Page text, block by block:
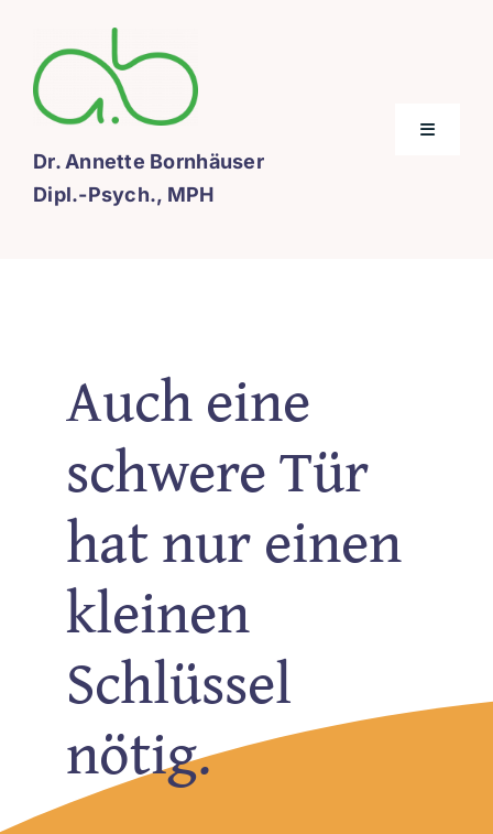
Inhalt
springen
Dr. Annette Bornhäuser
Dipl.-Psych., MPH
Toggle
Auch eine
schwere Tür
hat nur einen
kleinen
Schlüssel
nötig.